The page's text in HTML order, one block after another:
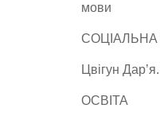
мови
Цвігун
ОСВІТА